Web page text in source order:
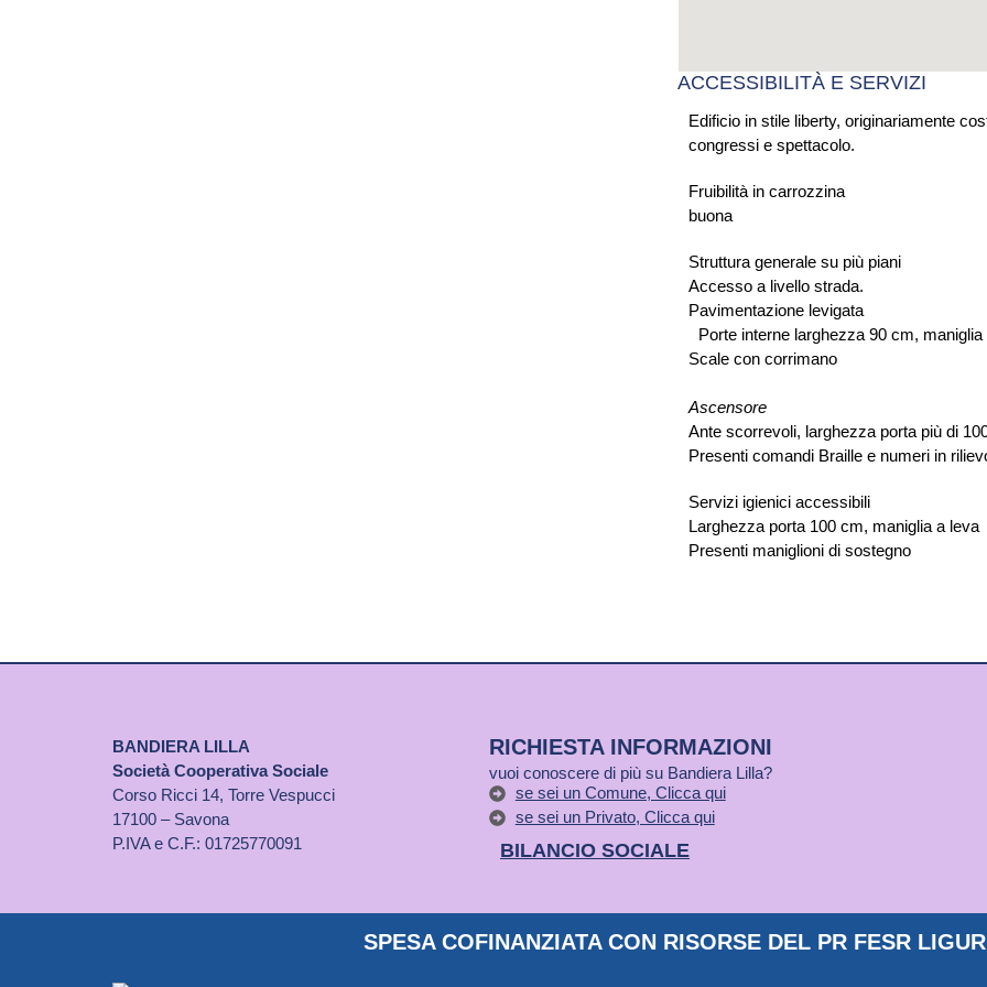
ACCESSIBILITÀ E SERVIZI
Edificio in stile liberty, originariamente
congressi e spettacolo.
Fruibilità in carrozzina
buona
Struttura generale su più piani
Accesso a livello strada.
Pavimentazione levigata
Porte interne larghezza 90 cm, maniglia
Scale con corrimano
Ascensore
Ante scorrevoli, larghezza porta più di
Presenti comandi Braille e numeri in
Servizi igienici accessibili
Larghezza porta 100 cm, maniglia a leva
Presenti maniglioni di sostegno
BANDIERA LILLA
Società Cooperativa Sociale
Corso Ricci 14, Torre Vespucci
17100 – Savona
P.IVA e C.F.: 01725770091
RICHIESTA INFORMAZIONI
vuoi conoscere di più su Bandiera Lilla?
se sei un Comune, Clicca qui
se sei un Privato, Clicca qui
BILANCIO SOCIALE
SPESA COFINANZIATA CON RISORSE DEL PR FESR